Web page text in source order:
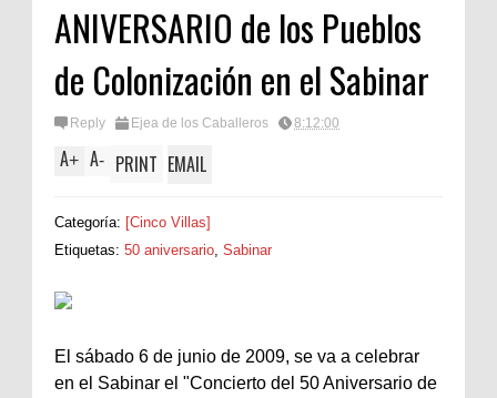
ANIVERSARIO de los Pueblos
de Colonización en el Sabinar
Reply Ejea de los Caballeros 8:12:00
A+ A- PRINT EMAIL
Categoría: [Cinco Villas]
Etiquetas: 50 aniversario Sabinar
El sábado 6 de junio de 2009, se va a celebrar
en el Sabinar el "Concierto del 50 Aniversario de